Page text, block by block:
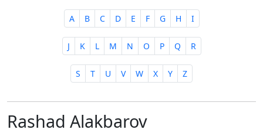
A B C D E F G H I
J K L M N O P Q R
S T U V W X Y Z
Rashad Alakbarov